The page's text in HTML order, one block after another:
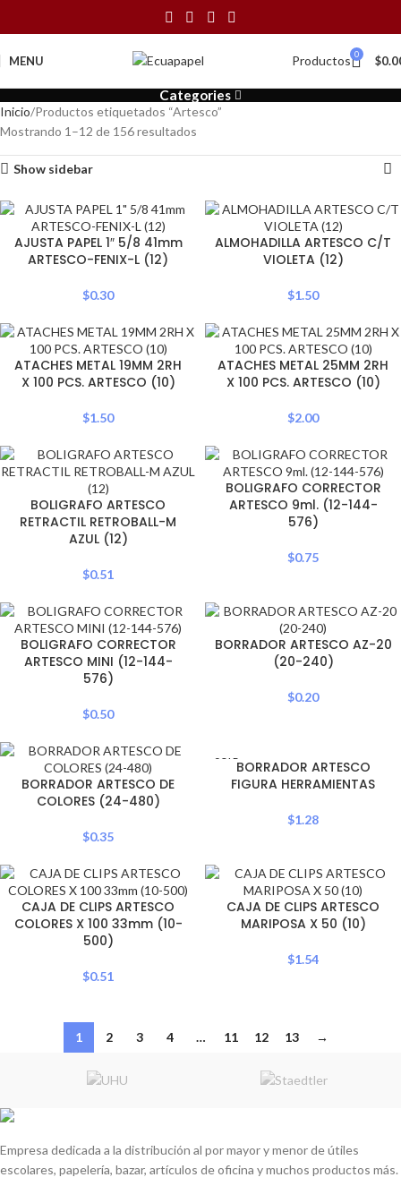
MENU Productos 0 $
Categories
Inicio Productos etiquetados “Artesco”
Mostrando 1–12 de 156 resultados
Show sidebar
AJUSTA PAPEL 1″ 5/8 41mm
ARTESCO-FENIX-L (12)
$0.30
ALMOHADILLA ARTESCO C/T
VIOLETA (12)
$1.50
ATACHES METAL 19MM 2RH
X 100 PCS. ARTESCO (10)
$1.50
ATACHES METAL 25MM 2RH
X 100 PCS. ARTESCO (10)
$2.00
BOLIGRAFO ARTESCO
RETRACTIL RETROBALL-M
AZUL (12)
$0.51
BOLIGRAFO CORRECTOR
ARTESCO 9ml. (12-144-
576)
$0.75
BOLIGRAFO CORRECTOR
ARTESCO MINI (12-144-
576)
$0.50
BORRADOR ARTESCO AZ-20
(20-240)
$0.20
BORRADOR ARTESCO DE
COLORES (24-480)
$0.35
SOLD
OUTBORRADOR ARTESCO
FIGURA HERRAMIENTAS
$1.28
CAJA DE CLIPS ARTESCO
COLORES X 100 33mm (10-
500)
$0.51
CAJA DE CLIPS ARTESCO
MARIPOSA X 50 (10)
$1.54
1 2 3 4 … 11 12 13 →
Empresa dedicada a la distribución al por mayor y menor de útiles
escolares, papelería, bazar, artículos de oficina y muchos productos más.